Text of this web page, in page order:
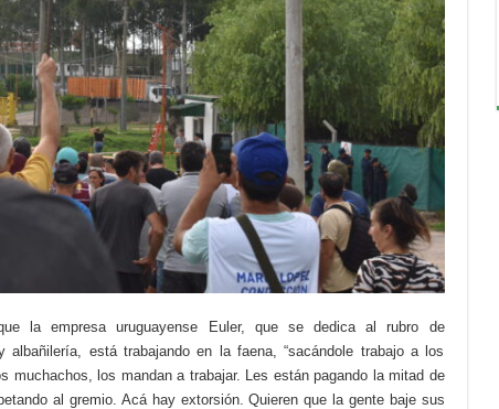
la empresa uruguayense Euler, que se dedica al rubro de
albañilería, está trabajando en la faena, “sacándole trabajo a los
muchachos, los mandan a trabajar. Les están pagando la mitad de
al gremio. Acá hay extorsión. Quieren que la gente baje sus